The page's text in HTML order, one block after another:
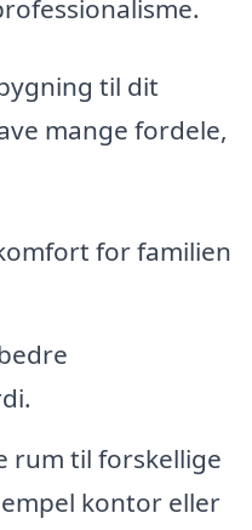
til dit
mange fordele,
for familien
rum til forskellige
kontor eller